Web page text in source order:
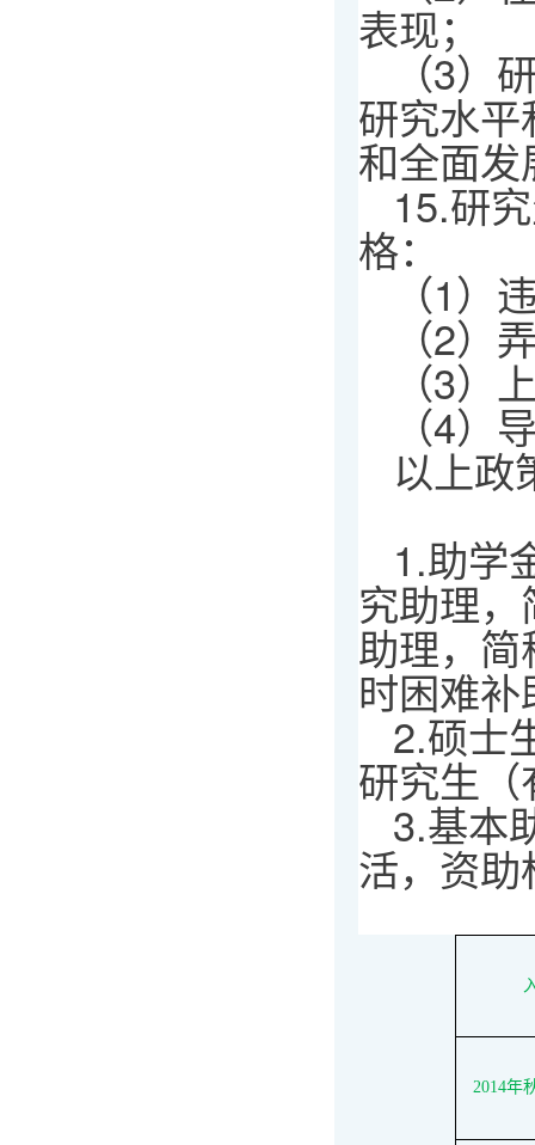
表现；
（3）
研究水
和全面发
15.研
格：
（1）
（2）
（3）
（4）
以上政
1.助学
究助理
助理，
时困难
2.硕士
研究生
3.基本
活，资
2014年